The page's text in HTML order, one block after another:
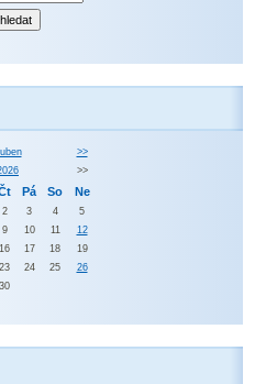
>>
>>
Pá So Ne
2 3 4
5
9 10 11
12
16 17 18
19
23 24 25
26
30